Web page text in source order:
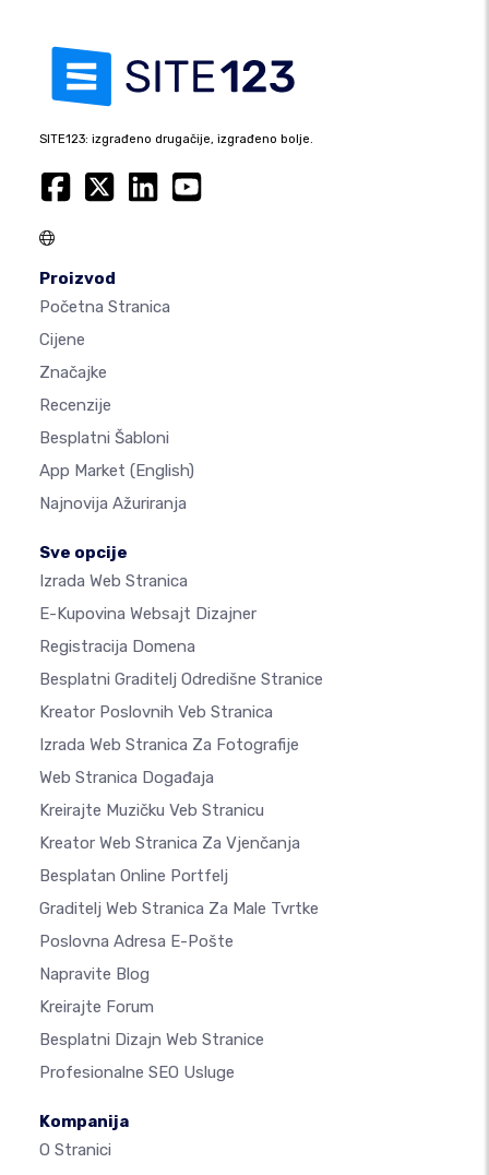
SITE123: izgrađeno drugačije, izgrađeno bolje.
Proizvod
Početna Stranica
Cijene
Značajke
Recenzije
Besplatni Šabloni
App Market (English)
Najnovija Ažuriranja
Sve opcije
Izrada Web Stranica
E-Kupovina Websajt Dizajner
Registracija Domena
Besplatni Graditelj Odredišne Stranice
Kreator Poslovnih Veb Stranica
Izrada Web Stranica Za Fotografije
Web Stranica Događaja
Kreirajte Muzičku Veb Stranicu
Kreator Web Stranica Za Vjenčanja
Besplatan Online Portfelj
Graditelj Web Stranica Za Male Tvrtke
Poslovna Adresa E-Pošte
Napravite Blog
Kreirajte Forum
Besplatni Dizajn Web Stranice
Profesionalne SEO Usluge
Kompanija
O Stranici